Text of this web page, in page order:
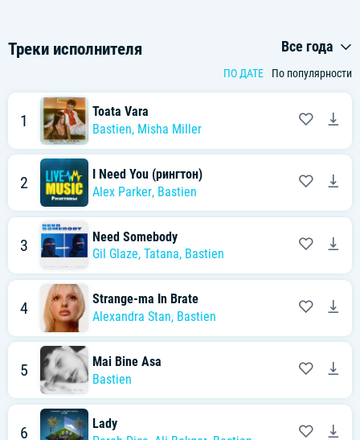
Треки исполнителя Все года
ПО ДАТЕ По популярности
1
Toata Vara
Bastien, Misha Miller
2
I Need You (рингтон)
Alex Parker, Bastien
3
Need Somebody
Gil Glaze, Tatana, Bastien
4
Strange-ma In Brate
Alexandra Stan, Bastien
5
Mai Bine Asa
Bastien
6
Lady